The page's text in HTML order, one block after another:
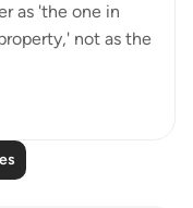
as 'the one in
not as the